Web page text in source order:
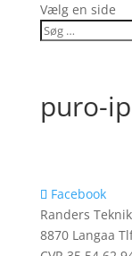
Vælg en side
puro-
Facebook
Randers
8870 Langaa